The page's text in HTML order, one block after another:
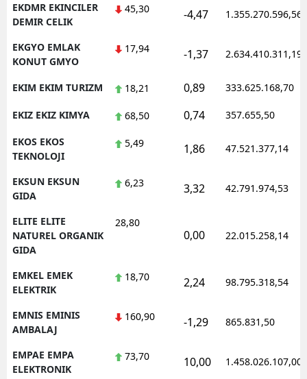
EKDMR EKINCILER
DEMIR CELIK
45,30 -4,47 1.355.270.596,56
EKGYO EMLAK
KONUT GMYO
17,94 -1,37 2.634.410.311,19
EKIM EKIM TURIZM 18,21 0,89 333.625.168,70
EKIZ EKIZ KIMYA 68,50 0,74 357.655,50
EKOS EKOS
TEKNOLOJI
5,49 1,86 47.521.377,14
EKSUN EKSUN
GIDA
6,23 3,32 42.791.974,53
ELITE ELITE
NATUREL ORGANIK
GIDA
28,80
0,00 22.015.258,14
EMKEL EMEK
ELEKTRIK
18,70 2,24 98.795.318,54
EMNIS EMINIS
AMBALAJ
160,90 -1,29 865.831,50
EMPAE EMPA
ELEKTRONIK
73,70 10,00 1.458.026.107,00